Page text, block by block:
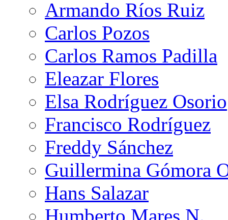
Armando Ríos Ruiz
Carlos Pozos
Carlos Ramos Padilla
Eleazar Flores
Elsa Rodríguez Osorio
Francisco Rodríguez
Freddy Sánchez
Guillermina Gómora
Hans Salazar
Humberto Mares N.